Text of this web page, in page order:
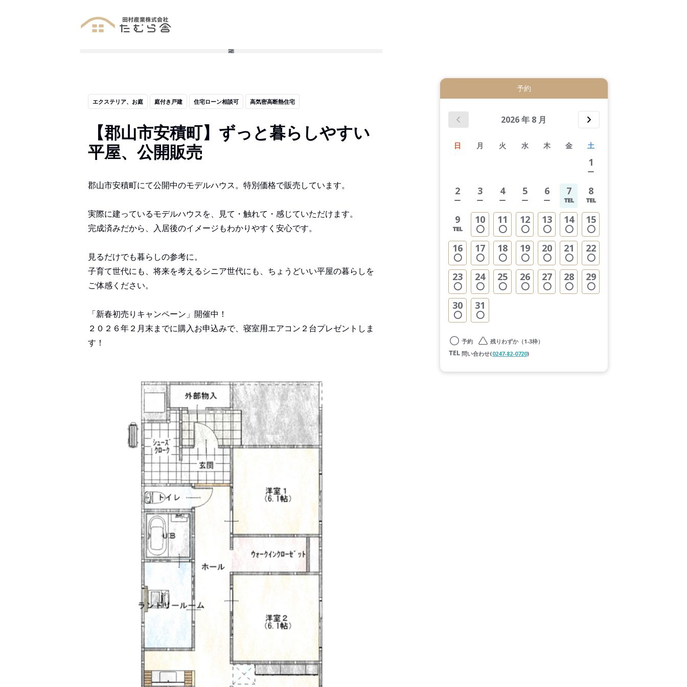
エクステリア、お庭 庭付き戸建 住宅ローン相談可 高気密高断熱住宅
【郡山市安積町】ずっと暮らしやすい
平屋、公開販売
郡山市安積町にて公開中のモデルハウス。特別価格で販売しています。
実際に建っているモデルハウスを、見て・触れて・感じていただけます。
完成済みだから、入居後のイメージもわかりやすく安心です。
見るだけでも暮らしの参考に。
子育て世代にも、将来を考えるシニア世代にも、ちょうどいい平屋の暮らしを
ご体感ください。
「新春初売りキャンペーン」開催中！
２０２６年２月末までに購入お申込みで、寝室用エアコン２台プレゼントしま
す！
予約
2026年 8 月
日 月 火 水 木 金 土
1
2 3 4 5 6 7 8
9 10 11 12 13 14 15
16 17 18 19 20 21 22
23 24 25 26 27 28 29
30 31
予約
残りわずか（1-3枠）
問い合わせ(0247-82-0720)